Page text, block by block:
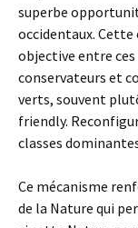
superbe
occidentaux.
objective entre
conservateurs et
verts, souvent
friendly.
classes
Ce mécanisme
de la Nature qui